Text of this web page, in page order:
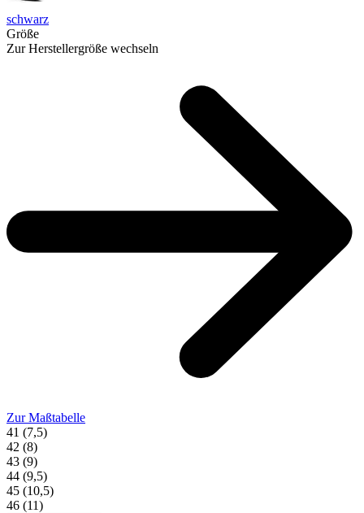
schwarz
Größe
Zur Herstellergröße wechseln
Zur Maßtabelle
41 (7,5)
42 (8)
43 (9)
44 (9,5)
45 (10,5)
46 (11)